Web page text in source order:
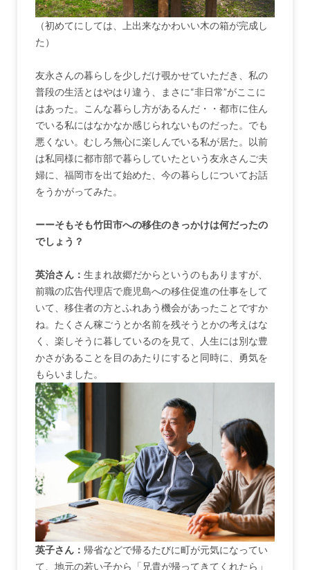
（初めてにしては、上出来なかわいい木の箱が完成し
た）
友永さんの暮らしを少しだけ覗かせていただき、私の
普段の生活とはやはり違う、まさに“非日常”がここに
はあった。こんな暮らし方があるんだ・・都市に住ん
でいる私にはなかなか感じられないものだった。でも
悪くない。むしろ無心に楽しんでいる私が居た。以前
は私同様に都市部で暮らしていたという友永さんご夫
婦に、福岡市を出て始めた、今の暮らしについてお話
をうかがってみた。
ーーそもそも竹田市への移住のきっかけは何だったの
でしょう？
英治さん： 生まれ故郷だからというのもありますが、
前職の広告代理店で鹿児島への移住促進の仕事をして
いて、移住者の方とふれあう機会があったことですか
ね。たくさん稼ごうとか名前を残そうとかの考えはな
く、楽しそうに暮しているのを見て、人生には別な豊
かさがあることを目のあたりにすると同時に、勇気を
もらいました。
英子さん： 帰省などで帰るたびに町が元気になってい
て、地元の若い子から「兄貴が帰ってきてくれたら」